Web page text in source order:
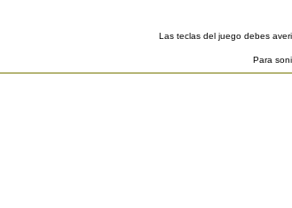
Las teclas del juego debes
Para